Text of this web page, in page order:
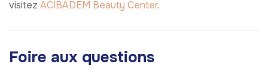
visitez ACIBADEM Beauty Center.
Foire aux questions